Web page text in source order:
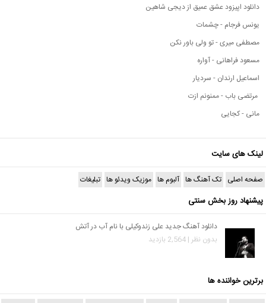
دانلود اپیزود عشق عمیق از دیجی شاهین
یونس فرجام - چشمات
مصطفی میری - تو ولی باور نکن
مسعود فراهانی - آواره
اسماعیل ارندان - سردیار
مرتضی باب - ممنونم ازت
مانی - کجایی
لینک های سایت
صفحه اصلی تک آهنگ ها آلبوم ها موزیک ویدئو ها تبلیغات
پیشنهاد روز بخش سنتی
دانلود آهنگ جدید علی زندوکیلی با نام آب در آتش
بدون نظر | 2,564 بازدید
برترین خواننده ها